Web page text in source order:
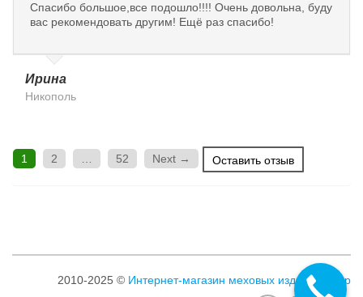
Спасибо большое,все подошло!!!! Очень довольна, буду
вас рекомендовать другим! Ещё раз спасибо!
Ирина
Никополь
1 2 52 Next → Оставить отзыв
2010-2025 © Интернет-магазин меховых изделий Клер